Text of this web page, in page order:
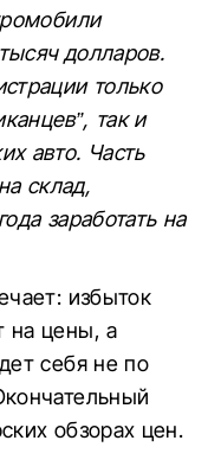
долларов.
только
так и
авто. Часть
склад,
заработать на
избыток
на цены, а
себя не по
обзорах цен.